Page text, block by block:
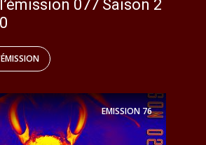
077 Saison 2
EMISSION76